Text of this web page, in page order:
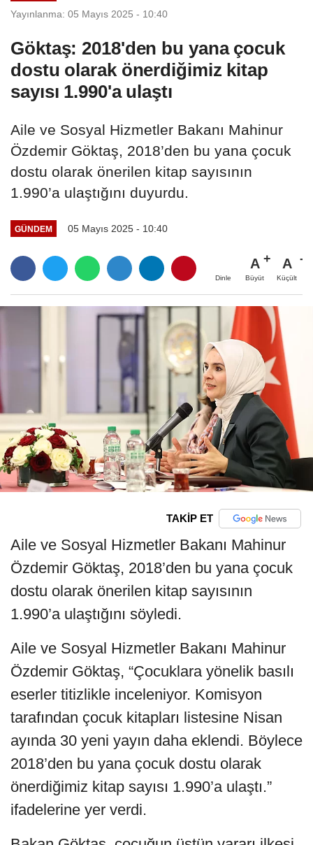
Yayınlanma: 05 Mayıs 2025 - 10:40
Göktaş: 2018'den bu yana çocuk
dostu olarak önerdiğimiz kitap
sayısı 1.990'a ulaştı
Aile ve Sosyal Hizmetler Bakanı Mahinur
Özdemir Göktaş, 2018’den bu yana çocuk
dostu olarak önerilen kitap sayısının
1.990’a ulaştığını duyurdu.
GÜNDEM 05 Mayıs 2025 - 10:40
Dinle
A
Büyüt
A
Küçült
TAKİP ET
Aile ve Sosyal Hizmetler Bakanı Mahinur
Özdemir Göktaş, 2018’den bu yana çocuk
dostu olarak önerilen kitap sayısının
1.990’a ulaştığını söyledi.
Aile ve Sosyal Hizmetler Bakanı Mahinur
Özdemir Göktaş, “Çocuklara yönelik basılı
eserler titizlikle inceleniyor. Komisyon
tarafından çocuk kitapları listesine Nisan
ayında 30 yeni yayın daha eklendi. Böylece
2018’den bu yana çocuk dostu olarak
önerdiğimiz kitap sayısı 1.990’a ulaştı.”
ifadelerine yer verdi.